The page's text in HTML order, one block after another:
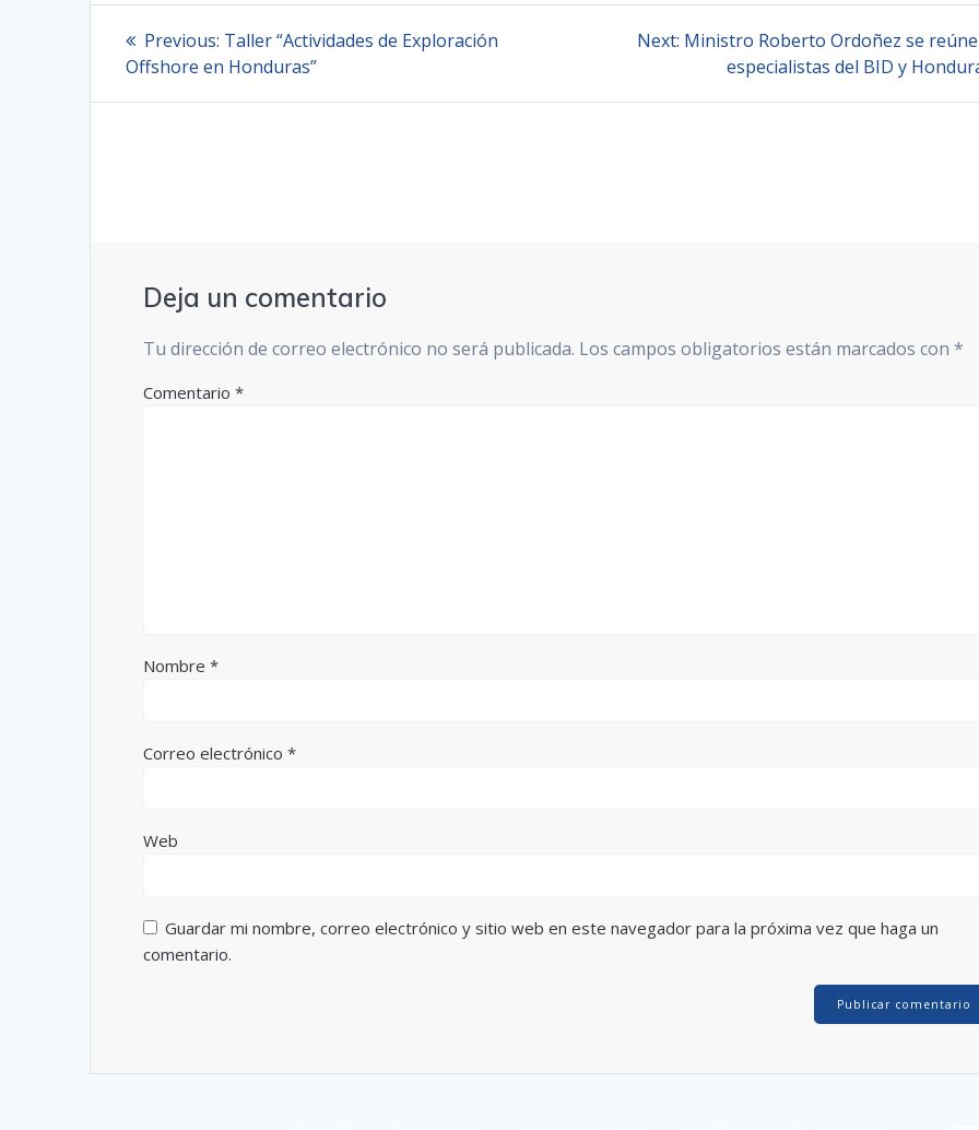
Navegación
de
Previous: Previous
post:
Taller “Actividades de Exploración
Offshore en Honduras”
Next: Next
Ministro Roberto Ordoñez se
especialistas del BID y
Deja un comentario
Tu dirección de correo electrónico no será publicada. Los campos obligatorios están marcados con*
Comentario*
Nombre*
Correo electrónico*
Web
Guardar mi nombre, correo electrónico y sitio web en este navegador para la próxima vez que haga un
comentario.